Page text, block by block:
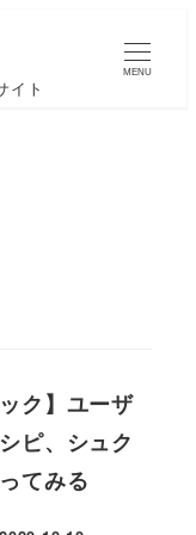
イト
MENU
ク】ユーザ
ピ、シュク
てみる